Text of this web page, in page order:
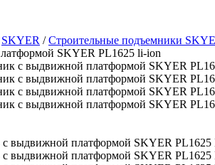
SKYER /Строительные подъемники
SKYER PL1625 li-ion